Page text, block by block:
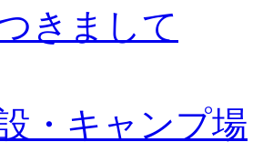
きまして
・キャンプ場